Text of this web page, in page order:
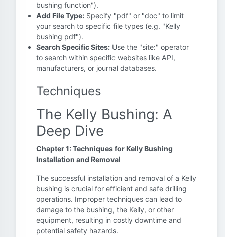
bushing function").
Add File Type: Specify "pdf" or "doc" to limit
your search to specific file types (e.g. "Kelly
bushing pdf").
Search Specific Sites: Use the "site:" operator
to search within specific websites like API,
manufacturers, or journal databases.
Techniques
The Kelly Bushing: A
Deep Dive
Chapter 1: Techniques for Kelly Bushing
Installation and Removal
The successful installation and removal of a Kelly
bushing is crucial for efficient and safe drilling
operations. Improper techniques can lead to
damage to the bushing, the Kelly, or other
equipment, resulting in costly downtime and
potential safety hazards.